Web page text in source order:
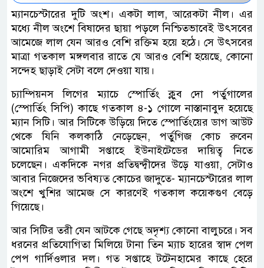
ম্যানচেস্টারের দুটি অংশ। একটা লাল, আরেকটা নীল। এর
মধ্যে নীল অংশে বিষাদের ছায়া পড়লে নিশ্চিতভাবেই উৎসবের
আমেজে লাল যেন আরও বেশি রক্তিম হয়ে হঠে। সে উৎসবের
মাত্রা গতকাল মঙ্গলবার রাতে যে আরও বেশি হয়েছে, কোনো
সন্দেহ ছাড়াই সেটা বলে দেওয়া যায়।
চ্যাম্পিয়নস লিগের ম্যাচে স্পোর্তিং ক্লুব দো পর্তুগালের
(স্পোর্তিং সিপি) কাছে গতকাল ৪-১ গোলে নাস্তানাবুদ হয়েছে
ম্যান সিটি। আর সিটিকে উড়িয়ে দিতে স্পোর্তিংয়ের ডাগ আউট
থেকে যিনি কলকাঠি নেড়েছেন, পর্তুগিজ কোচ রুবেন
আমোরিম আগামী সপ্তাহে ইউনাইটেডের দায়িত্ব নিতে
চলেছেন। একদিকে নগর প্রতিদ্বন্দ্বীদের উড়ে যাওয়া, সেটাও
আবার নিজেদের ভবিষ্যত কোচের জাদুতে- ম্যানচেস্টারের লাল
অংশে খুশির আমেজ সে কারণেই গতকাল কয়েকগুণ বেড়ে
গিয়েছে।
আর সিটির তরী যেন আটকে গেছে অদৃশ্য কোনো বালুচরে। সব
ধরনের প্রতিযোগিতা মিলিয়ে টানা তিন ম্যাচ হারের স্বাদ পেল
পেপ গার্দিওলার দল। গত সপ্তাহে টটেনহামের কাছে হেরে